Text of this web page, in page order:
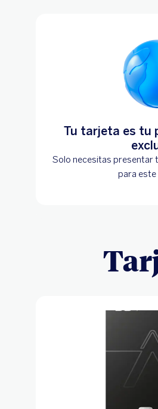
Tu tarjeta es tu
Solo necesitas presentar
para este